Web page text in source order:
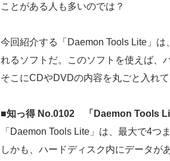
ことがある人も多いのでは？
今回紹介する「Daemon Tools Lite」
れるソフトだ。このソフトを使えば、
そこにCDやDVDの内容を丸ごと入れ
■知っ得 No.0102 「Daemon Tools
「Daemon Tools Lite」は、最大で4つ
しかも、ハードディスク内にデータが